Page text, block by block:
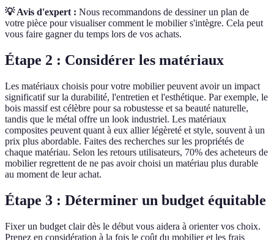
💡 Avis d'expert : Nous recommandons de dessiner un plan de
votre pièce pour visualiser comment le mobilier s'intègre. Cela peut
vous faire gagner du temps lors de vos achats.
Étape 2 : Considérer les matériaux
Les matériaux choisis pour votre mobilier peuvent avoir un impact
significatif sur la durabilité, l'entretien et l'esthétique. Par exemple, le
bois massif est célèbre pour sa robustesse et sa beauté naturelle,
tandis que le métal offre un look industriel. Les matériaux
composites peuvent quant à eux allier légèreté et style, souvent à un
prix plus abordable. Faites des recherches sur les propriétés de
chaque matériau. Selon les retours utilisateurs, 70% des acheteurs de
mobilier regrettent de ne pas avoir choisi un matériau plus durable
au moment de leur achat.
Étape 3 : Déterminer un budget équitable
Fixer un budget clair dès le début vous aidera à orienter vos choix.
Prenez en considération à la fois le coût du mobilier et les frais